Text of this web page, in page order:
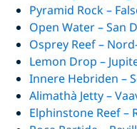
Pyramid Rock –
Open Water – San
Osprey Reef –
Lemon Drop –
Innere Hebriden –
Alimathà Jetty –
Elphinstone Reef –